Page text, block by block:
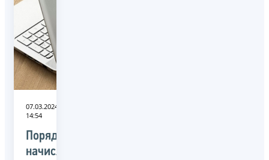
07.03.2024
14:54
Порядок
начисления